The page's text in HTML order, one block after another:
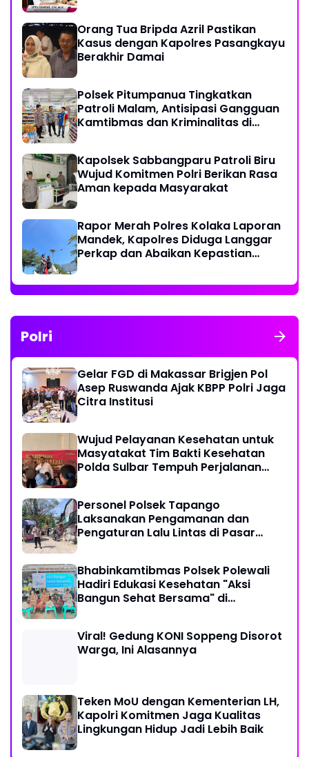
Orang Tua Bripda Azril Pastikan
Kasus dengan Kapolres Pasangkayu
Berakhir Damai
Polsek Pitumpanua Tingkatkan
Patroli Malam, Antisipasi Gangguan
Kamtibmas dan Kriminalitas di
Kapolsek Sabbangparu Patroli Biru
Wujud Komitmen Polri Berikan Rasa
Aman kepada Masyarakat
Rapor Merah Polres Kolaka Laporan
Mandek, Kapolres Diduga Langgar
Perkap dan Abaikan Kepastian
Polri
Gelar FGD di Makassar Brigjen Pol
Asep Ruswanda Ajak KBPP Polri Jaga
Citra Institusi
Wujud Pelayanan Kesehatan untuk
Masyatakat Tim Bakti Kesehatan
Polda Sulbar Tempuh Perjalanan
Personel Polsek Tapango
Laksanakan Pengamanan dan
Pengaturan Lalu Lintas di Pasar
Bhabinkamtibmas Polsek Polewali
Hadiri Edukasi Kesehatan "Aksi
Bangun Sehat Bersama" di
Viral! Gedung KONI Soppeng Disorot
Warga, Ini Alasannya
Teken MoU dengan Kementerian LH,
Kapolri Komitmen Jaga Kualitas
Lingkungan Hidup Jadi Lebih Baik